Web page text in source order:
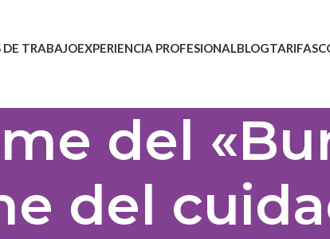
DE TRABAJOEXPERIENCIA PROFESIONAL BLOGTARIFAS
del
del